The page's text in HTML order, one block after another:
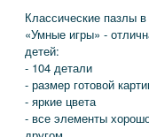
Классические пазлы
«Умные игры» -
детей:
- 104 детали
- размер готовой
- яркие цвета
- все элементы